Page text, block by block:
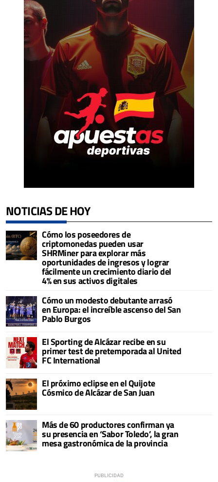
NOTICIAS DE HOY
Cómo los poseedores de
criptomonedas pueden usar
SHRMiner para explorar más
oportunidades de ingresos y lograr
fácilmente un crecimiento diario del
4% en sus activos digitales
Cómo un modesto debutante arrasó
en Europa: el increíble ascenso del San
Pablo Burgos
El Sporting de Alcázar recibe en su
primer test de pretemporada al United
FC International
El próximo eclipse en el Quijote
Cósmico de Alcázar de San Juan
Más de 60 productores confirman ya
su presencia en ‘Sabor Toledo’, la gran
mesa gastronómica de la provincia